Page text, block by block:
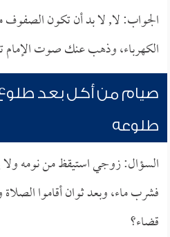
الجواب: لا, لا بد أن تكون
الكهرباء، وذهب عنك صوت الإمام
صيام من أكل بعد طلوع
طلوعه
السؤال: زوجي استيقظ من نومه
فشرب ماء، وبعد ثوان أقاموا
قضاء؟